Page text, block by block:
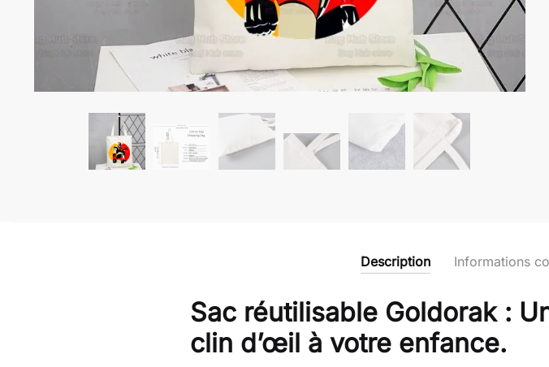
Description Informations
Sac réutilisable Goldorak :
clin d’œil à votre enfance.